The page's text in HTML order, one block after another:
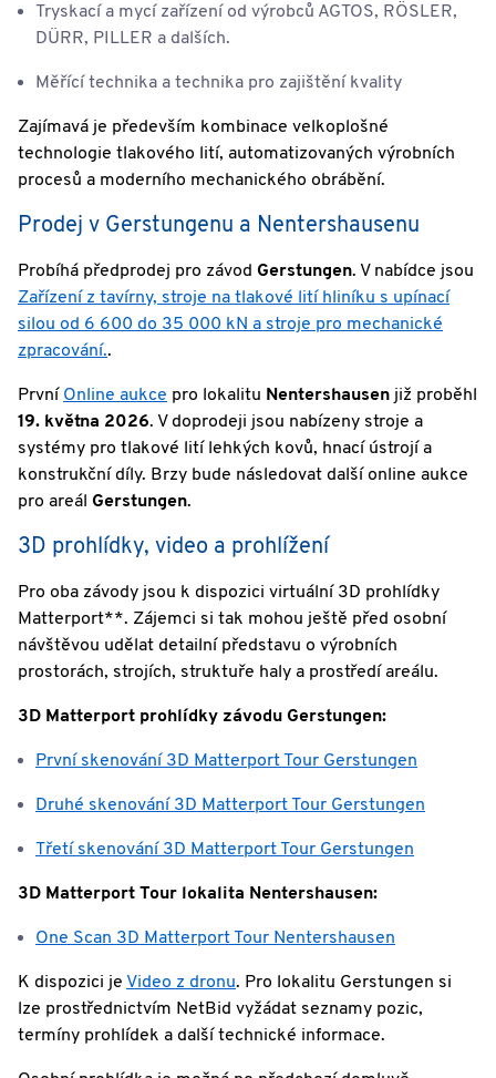
Tryskací a mycí zařízení od výrobců AGTOS, RÖSLER,
DÜRR, PILLER a dalších.
Měřící technika a technika pro zajištění kvality
Zajímavá je především kombinace velkoplošné
technologie tlakového lití, automatizovaných výrobních
procesů a moderního mechanického obrábění.
Prodej v Gerstungenu a Nentershausenu
Probíhá předprodej pro závod Gerstungen. V nabídce jsou
Zařízení z tavírny, stroje na tlakové lití hliníku s upínací
silou od 6 600 do 35 000 kN a stroje pro mechanické
zpracování..
PrvníOnline aukce pro lokalitu Nentershausen již proběhl
19. května 2026. V doprodeji jsou nabízeny stroje a
systémy pro tlakové lití lehkých kovů, hnací ústrojí a
konstrukční díly. Brzy bude následovat další online aukce
pro areál Gerstungen.
3D prohlídky, video a prohlížení
Pro oba závody jsou k dispozici virtuální 3D prohlídky
Matterport**. Zájemci si tak mohou ještě před osobní
návštěvou udělat detailní představu o výrobních
prostorách, strojích, struktuře haly a prostředí areálu.
3D Matterport prohlídky závodu Gerstungen:
První skenování 3D Matterport Tour Gerstungen
Druhé skenování 3D Matterport Tour Gerstungen
Třetí skenování 3D Matterport Tour Gerstungen
3D Matterport Tour lokalita Nentershausen:
One Scan 3D Matterport Tour Nentershausen
K dispozici je Video z dronu. Pro lokalitu Gerstungen si
lze prostřednictvím NetBid vyžádat seznamy pozic,
termíny prohlídek a další technické informace.